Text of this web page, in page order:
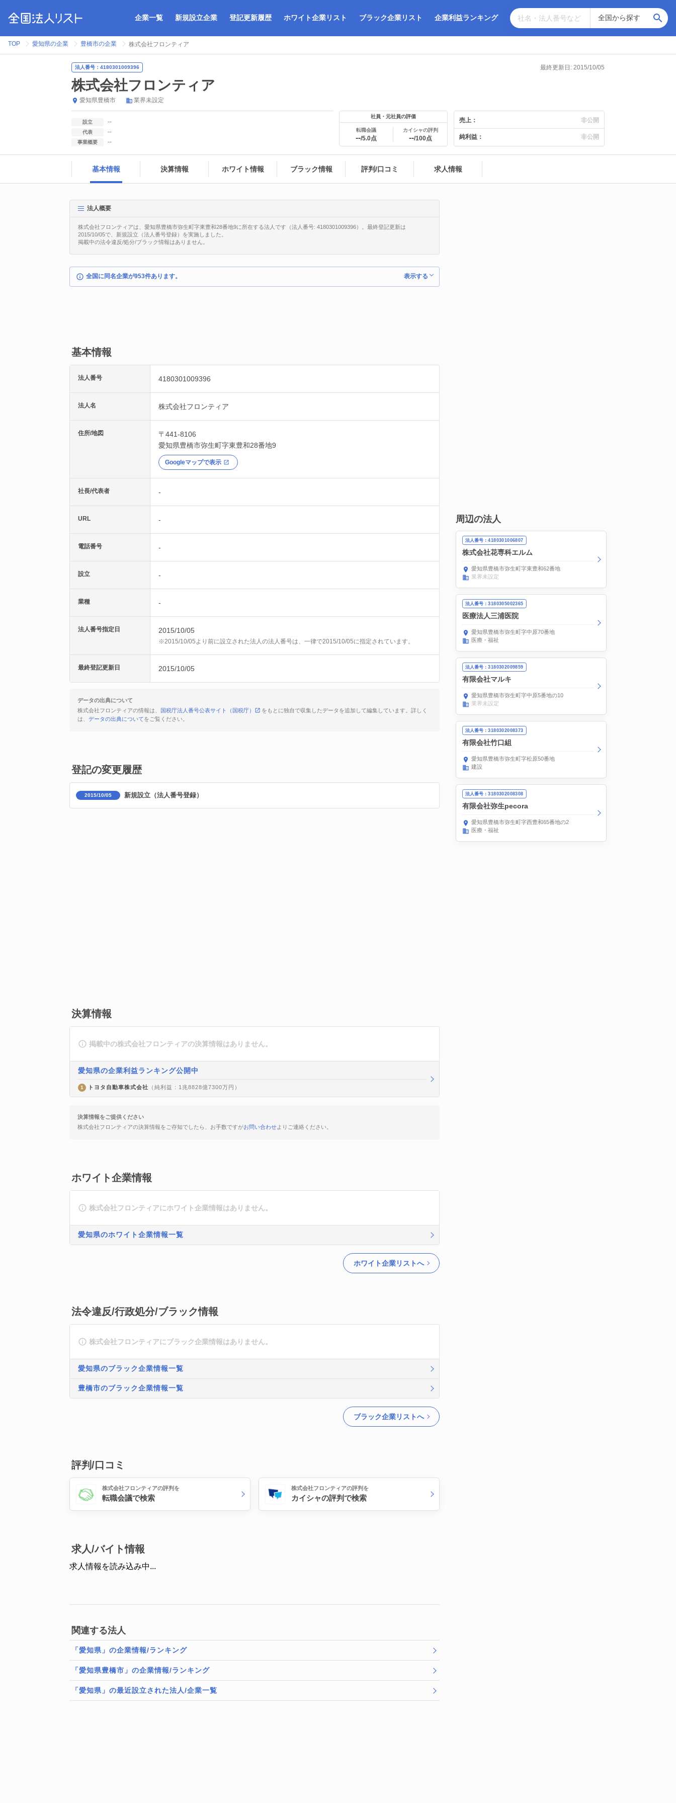
企業一覧 新規設立企業 登記更新履歴 ホワイト企業リスト ブラック企業リスト 企業利益ランキング
TOP 愛知県の企業 豊橋市の企業 株式会社フロンティア
法人番号：4180301009396 最終更新日: 2015/10/05
株式会社フロンティア
愛知県豊橋市 業界未設定
設立 --
代表 --
事業概要 --
社員・元社員の評価
転職会議
--/5.0点
カイシャの評判
--/100点
売上： 非公開
純利益： 非公開
基本情報 決算情報 ホワイト情報 ブラック情報 評判/口コミ 求人情報
法人概要
株式会社フロンティアは、愛知県豊橋市弥生町字東豊和28番地9に所在する法人です（法人番号: 4180301009396）。最終登記更新は
2015/10/05で、新規設立（法人番号登録）を実施しました。
掲載中の法令違反/処分/ブラック情報はありません。
全国に同名企業が953件あります。 表示する
基本情報
法人番号 4180301009396
法人名 株式会社フロンティア
住所/地図
〒441-8106
愛知県豊橋市弥生町字東豊和28番地9
Googleマップで表示
社長/代表者 -
URL -
電話番号 -
設立 -
業種 -
法人番号指定日 2015/10/05
※2015/10/05より前に設立された法人の法人番号は、一律で2015/10/05に指定されています。
最終登記更新日 2015/10/05
データの出典について
株式会社フロンティアの情報は、
国税庁法人番号公表サイト（国税庁）
をもとに独自で収集したデータを追加して編集しています。詳しく
は、 データの出典についてをご覧ください。
登記の変更履歴
2015/10/05 新規設立（法人番号登録）
決算情報
掲載中の株式会社フロンティアの決算情報はありません。
愛知県の企業利益ランキング公開中
1 トヨタ自動車株式会社 （純利益 : 1兆8828億7300万円）
決算情報をご提供ください
株式会社フロンティアの決算情報をご存知でしたら、お手数ですがお問い合わせよりご連絡ください。
ホワイト企業情報
株式会社フロンティアにホワイト企業情報はありません。
愛知県のホワイト企業情報一覧
ホワイト企業リストへ
法令違反/行政処分/ブラック情報
株式会社フロンティアにブラック企業情報はありません。
愛知県のブラック企業情報一覧
豊橋市のブラック企業情報一覧
ブラック企業リストへ
評判/口コミ
株式会社フロンティアの評判を
転職会議で検索
株式会社フロンティアの評判を
カイシャの評判で検索
求人/バイト情報
求人情報を読み込み中...
関連する法人
「愛知県」の企業情報/ランキング
「愛知県豊橋市」の企業情報/ランキング
「愛知県」の最近設立された法人/企業一覧
周辺の法人
法人番号：4180301006807
株式会社花専科エルム
愛知県豊橋市弥生町字東豊和62番地
業界未設定
法人番号：3180305002365
医療法人三浦医院
愛知県豊橋市弥生町字中原70番地
医療・福祉
法人番号：3180302009859
有限会社マルキ
愛知県豊橋市弥生町字中原5番地の10
業界未設定
法人番号：3180302008373
有限会社竹口組
愛知県豊橋市弥生町字松原50番地
建設
法人番号：3180302008308
有限会社弥生pecora
愛知県豊橋市弥生町字西豊和65番地の2
医療・福祉